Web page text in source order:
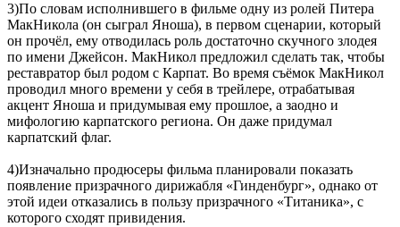
3)По словам исполнившего в фильме одну из ролей Питера
МакНикола (он сыграл Яноша), в первом сценарии, который
он прочёл, ему отводилась роль достаточно скучного злодея
по имени Джейсон. МакНикол предложил сделать так, чтобы
реставратор был родом с Карпат. Во время съёмок МакНикол
проводил много времени у себя в трейлере, отрабатывая
акцент Яноша и придумывая ему прошлое, а заодно и
мифологию карпатского региона. Он даже придумал
карпатский флаг.
4)Изначально продюсеры фильма планировали показать
появление призрачного дирижабля «Гинденбург», однако от
этой идеи отказались в пользу призрачного «Титаника», с
которого сходят привидения.